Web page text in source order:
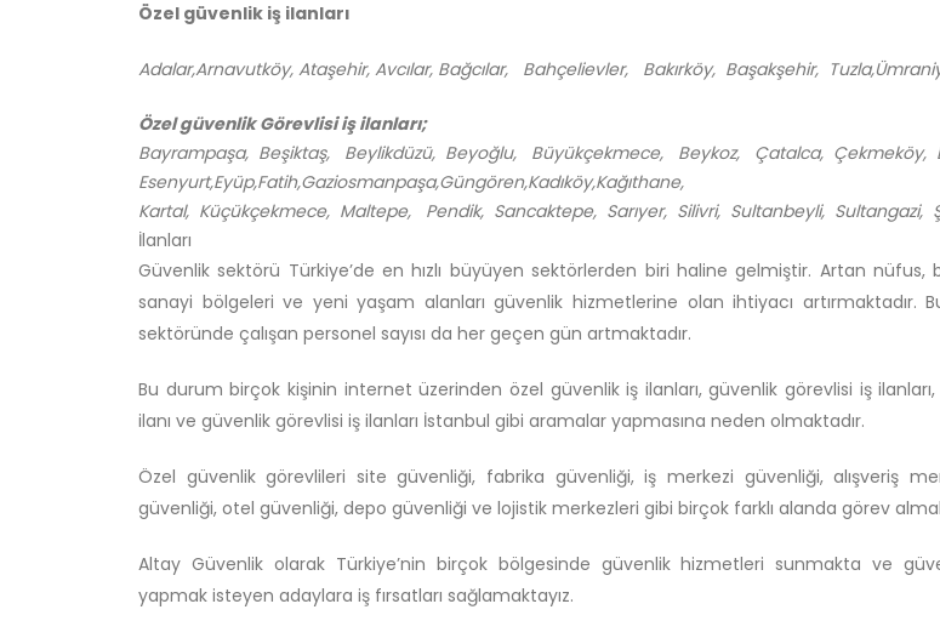
Özel güvenlik iş ilanları
Adalar,Arnavutköy, Ataşehir, Avcılar, Bağcılar, Bahçelievler, Bakırköy, Başakşehir,
Özel güvenlik Görevlisi iş ilanları;
Bayrampaşa, Beşiktaş, Beylikdüzü, Beyoğlu, Büyükçekmece, Beykoz, Çatalca, Çekmeköy,
Esenyurt,Eyüp,Fatih,Gaziosmanpaşa,Güngören,Kadıköy,Kağıthane,
Kartal, Küçükçekmece, Maltepe, Pendik, Sancaktepe, Sarıyer, Silivri, Sultanbeyli, Sultangazi,
İlanları
Güvenlik sektörü Türkiye’de en hızlı büyüyen sektörlerden biri haline gelmiştir. Artan nüfus,
sanayi bölgeleri ve yeni yaşam alanları güvenlik hizmetlerine olan ihtiyacı artırmaktadır.
sektöründe çalışan personel sayısı da her geçen gün artmaktadır.
Bu durum birçok kişinin internet üzerinden özel güvenlik iş ilanları, güvenlik görevlisi iş
ilanı ve güvenlik görevlisi iş ilanları İstanbul gibi aramalar yapmasına neden olmaktadır.
Özel güvenlik görevlileri site güvenliği, fabrika güvenliği, iş merkezi güvenliği, alışveriş
güvenliği, otel güvenliği, depo güvenliği ve lojistik merkezleri gibi birçok farklı alanda görev
Altay Güvenlik olarak Türkiye’nin birçok bölgesinde güvenlik hizmetleri sunmakta ve
yapmak isteyen adaylara iş fırsatları sağlamaktayız.